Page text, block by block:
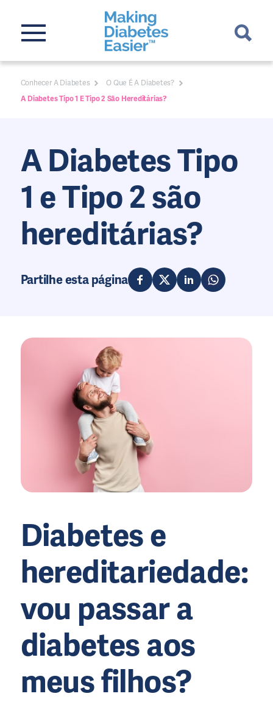
Conhecer A Diabetes
O Que É A Diabetes?
A Diabetes Tipo 1 E Tipo 2 São Hereditárias?
A Diabetes Tipo
1 e Tipo 2 são
hereditárias?
Partilhe esta página
Diabetes e
hereditariedade:
vou passar a
diabetes aos
meus filhos?